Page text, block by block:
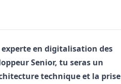
experte en digitalisation des
Senior, tu seras un
technique et la prise